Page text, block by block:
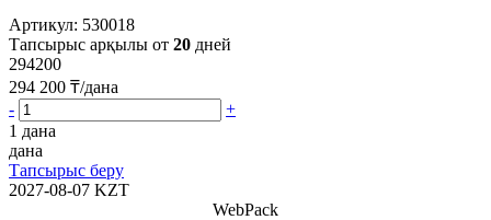
Артикул: 530018
Тапсырыс арқылы от 20 дней
294200
294 200 ₸/дана
-
+
1 дана
дана
Тапсырыс беру
2027-08-07 KZT
WebPack